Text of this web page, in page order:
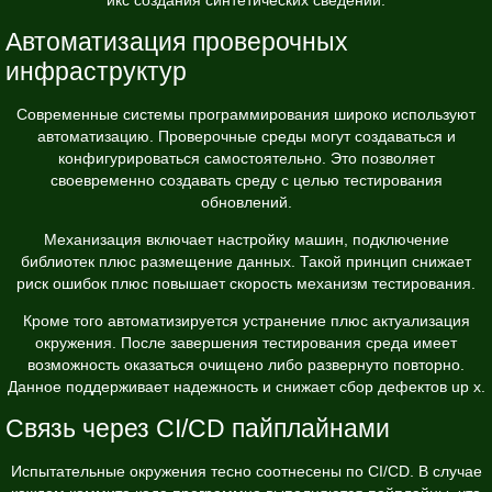
Автоматизация проверочных
инфраструктур
Современные системы программирования широко используют
автоматизацию. Проверочные среды могут создаваться и
конфигурироваться самостоятельно. Это позволяет
своевременно создавать среду с целью тестирования
обновлений.
Механизация включает настройку машин, подключение
библиотек плюс размещение данных. Такой принцип снижает
риск ошибок плюс повышает скорость механизм тестирования.
Кроме того автоматизируется устранение плюс актуализация
окружения. После завершения тестирования среда имеет
возможность оказаться очищено либо развернуто повторно.
Данное поддерживает надежность и снижает сбор дефектов up x.
Связь через CI/CD пайплайнами
Испытательные окружения тесно соотнесены по CI/CD. В случае